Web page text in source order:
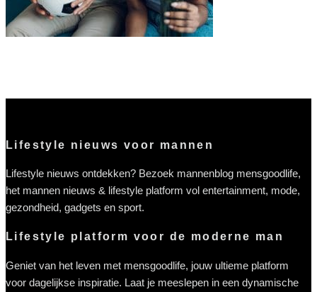
Lifestyle nieuws voor mannen
Lifestyle nieuws ontdekken? Bezoek mannenblog mensgoodlife,
het mannen nieuws & lifestyle platform vol entertainment, mode,
gezondheid, gadgets en sport.
Lifestyle platform voor de moderne man
Geniet van het leven met mensgoodlife, jouw ultieme platform
voor dagelijkse inspiratie. Laat je meeslepen in een dynamische